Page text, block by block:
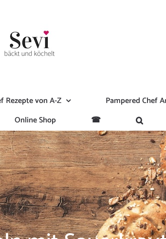
Rezepte von A-Z Pampered Chef
Online Shop ☎